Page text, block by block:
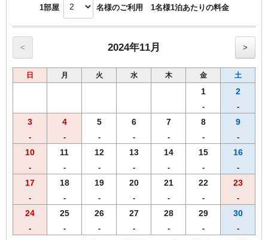
1部屋 名様のご利用 1名様1泊あたりの料金
< 2024年11月 >
日 月 火 水 木 金 土
1
-
2
-
3
-
4
-
5
-
6
-
7
-
8
-
9
-
10
-
11
-
12
-
13
-
14
-
15
-
16
-
17
-
18
-
19
-
20
-
21
-
22
-
23
-
24
-
25
-
26
-
27
-
28
-
29
-
30
-